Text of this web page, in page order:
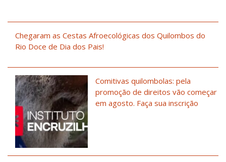
Chegaram as Cestas Afroecológicas dos Quilombos do
Rio Doce de Dia dos Pais!
Comitivas quilombolas: pela
promoção de direitos vão começar
em agosto. Faça sua inscrição